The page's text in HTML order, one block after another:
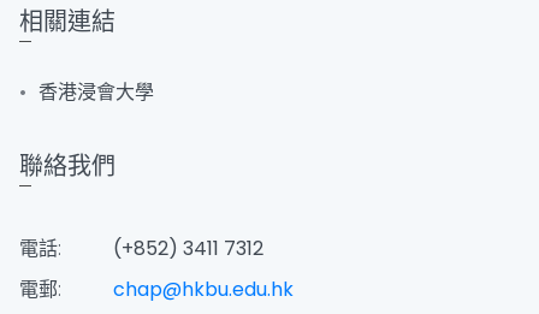
相關連結
香港浸會大學
聯絡我們
電話:
(+852) 3411 7312
電郵:
chap@hkbu.edu.hk